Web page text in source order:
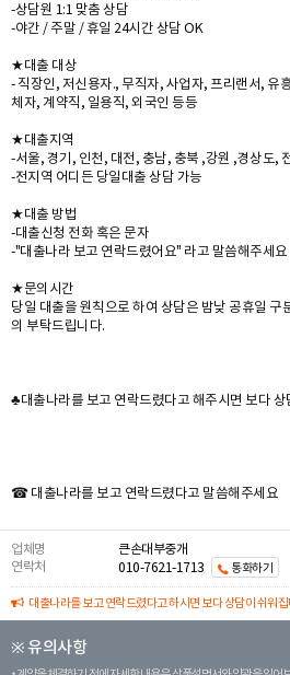
-상담원 1:1 맞춤 상담
-야간 / 주말 / 휴일 24시간 상담 OK
★대출 대상
- 직장인, 저신용자., 무직자, 사업자, 프리랜서, 유
체자, 계약직, 일용직, 외국인 등등
★대출지역
-서울, 경기, 인천, 대전, 충남, 충북 ,강원 ,경상도,
-전지역 어디든 당일대출 상담 가능
★대출 방법
-대출신청 전화 혹은 문자
-"대출나라 보고 연락드렸어요" 라고 말씀해주세요
★문의시간
당일 대출을 원칙으로 하여 상담은 밤낮 공휴일 구
의 부탁드립니다.
♣대출나라를 보고 연락드렸다고 해주시면 보다 상
☎ 대출나라를 보고 연락드렸다고 말씀해주세요
업체명
큰손대부중개
연락처
010-7621-1713 통화하기
대출나라를 보고 연락드렸다고 하시면 보다 상담이 쉬워
※ 유의사항